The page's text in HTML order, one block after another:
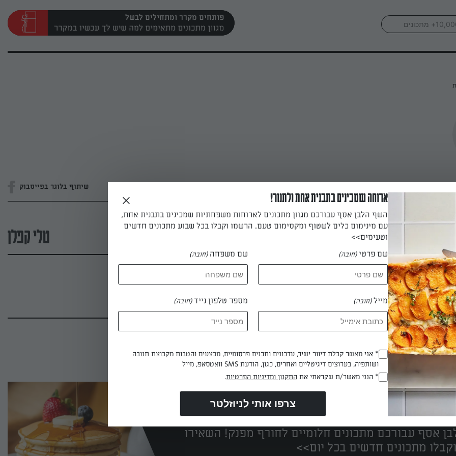
פותחים מקרר ומתחילים לבשל
שיתוף בלוגר בפייסבוק
טלי קפלן
טלי קפלן
הכי טעימים במקום אחד!
אסף עבורכם מתכונים חלומיים לחורף מפנק! השאירו
מתכונים חדשים בכל יום>>
ארוחה שמכינים בתבנית אחת ולתנור!
השף הלבן אסף עבורכם מגוון מתכונים לארוחות משפחתיות שמכינים בתבנית אחת,
עם מינימום כלים לשטוף ומקסימום טעם. הרשמו וקבלו בכל שבוע מתכונים חדשים
וטעימים>>
שם פרטי(חובה) שם משפחה (חובה)
מייל(חובה) מספר טלפון נייד(חובה)
(חובה)
* אני מאשר קבלת דיוור ישיר, עדכונים ותכנים פרסומיים, מבצעים והטבות מקבוצת תנובה
ושותפיה, בערוצים דיגיטליים ואחרים, כגון, הודעת SMS וואטסאפ, מייל
(חובה)
* הנני מאשר/ת שקראתי את התקנון ומדיניות הפרטיות.